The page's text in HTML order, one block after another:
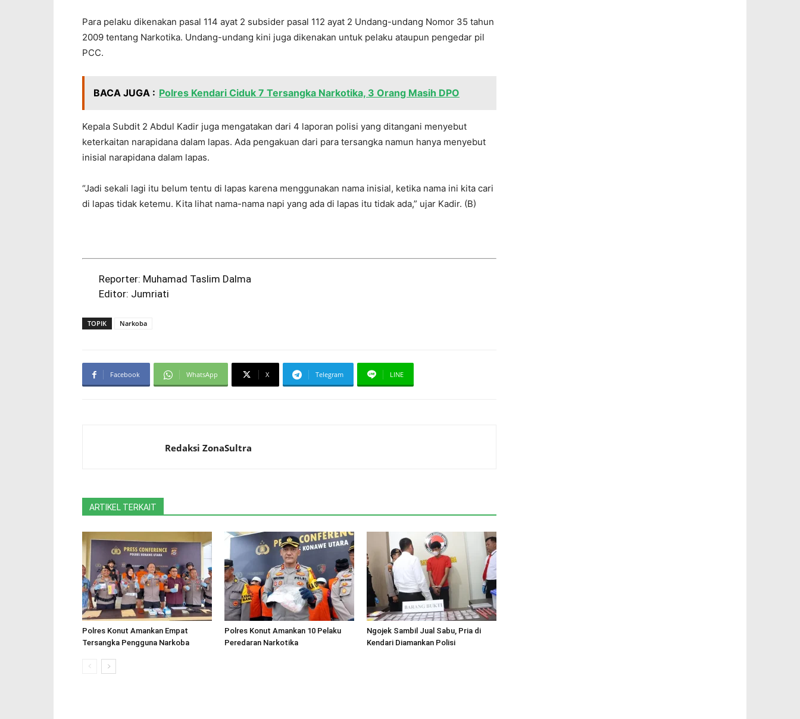
Para pelaku dikenakan pasal 114 ayat 2 subsider pasal 112 ayat 2 Undang-undang Nomor 35 tahun
2009 tentang Narkotika. Undang-undang kini juga dikenakan untuk pelaku ataupun pengedar pil
PCC.
BACA JUGA : Polres Kendari Ciduk 7 Tersangka Narkotika, 3 Orang Masih DPO
Kepala Subdit 2 Abdul Kadir juga mengatakan dari 4 laporan polisi yang ditangani menyebut
keterkaitan narapidana dalam lapas. Ada pengakuan dari para tersangka namun hanya menyebut
inisial narapidana dalam lapas.
“Jadi sekali lagi itu belum tentu di lapas karena menggunakan nama inisial, ketika nama ini kita cari
di lapas tidak ketemu. Kita lihat nama-nama napi yang ada di lapas itu tidak ada,” ujar Kadir. (B)
Reporter: Muhamad Taslim Dalma
Editor: Jumriati
TOPIK Narkoba
Facebook WhatsApp X Telegram LINE
Redaksi ZonaSultra
ARTIKEL TERKAIT
Polres Konut Amankan Empat
Tersangka Pengguna Narkoba
Polres Konut Amankan 10 Pelaku
Peredaran Narkotika
Ngojek Sambil Jual Sabu, Pria di
Kendari Diamankan Polisi